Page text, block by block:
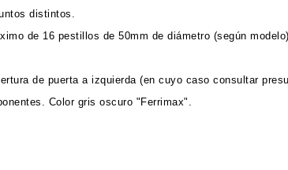
distintos.
de 16 pestillos de 50mm de diámetro (según
de puerta a izquierda (en cuyo caso consultar
Color gris oscuro "Ferrimax".